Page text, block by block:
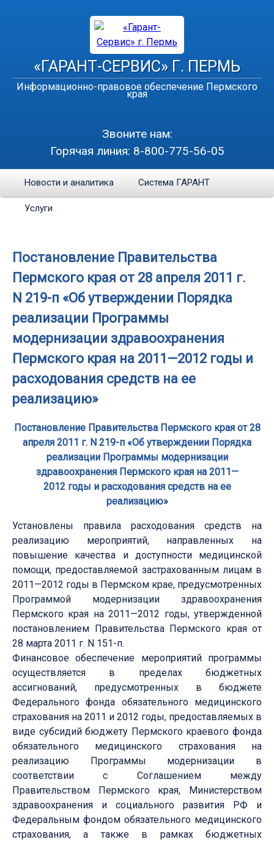
«ГАРАНТ-СЕРВИС» Г. ПЕРМЬ
Информационно-правовое обеспечение Пермского
края
Звоните нам:
Горячая линия: 8-800-775-56-05
Новости и аналитика Система ГАРАНТ
Услуги
Постановление Правительства
Пермского края от 28 апреля 2011 г.
N 219-п «Об утверждении Порядка
реализации Программы
модернизации здравоохранения
Пермского края на 2011—2012 годы и
расходования средств на ее
реализацию»
Постановление Правительства Пермского края от 28
апреля 2011 г. N 219-п «Об утверждении Порядка
реализации Программы модернизации
здравоохранения Пермского края на 2011—
2012 годы и расходования средств на ее
реализацию»
Установлены правила расходования средств на
реализацию мероприятий, направленных на
повышение качества и доступности медицинской
помощи, предоставляемой застрахованным лицам в
2011—2012 годы в Пермском крае, предусмотренных
Программой модернизации здравоохранения
Пермского края на 2011—2012 годы, утвержденной
постановлением Правительства Пермского края от
28 марта 2011 г. N 151-п.
Финансовое обеспечение мероприятий программы
осуществляется в пределах бюджетных
ассигнований, предусмотренных в бюджете
Федерального фонда обязательного медицинского
страхования на 2011 и 2012 годы, предоставляемых в
виде субсидий бюджету Пермского краевого фонда
обязательного медицинского страхования на
реализацию Программы модернизации в
соответствии с Соглашением между
Правительством Пермского края, Министерством
здравоохранения и социального развития РФ и
Федеральным фондом обязательного медицинского
страхования, а также в рамках бюджетных